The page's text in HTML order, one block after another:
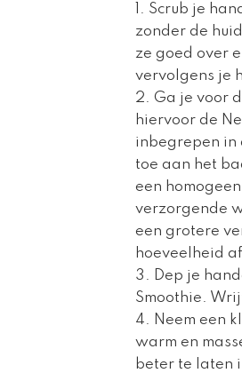
1. Scrub je
zonder de
ze goed over
vervolgens je
2. Ga je voor
hiervoor de
inbegrepen in
toe aan het
een
verzorgende
een grotere
hoeveelheid
3. Dep je
Smoothie.
4. Neem een
warm en
beter te laten